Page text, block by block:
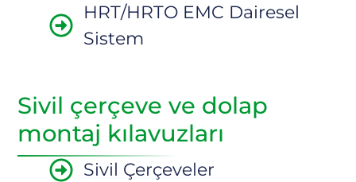
HRT/HRTO EMC Dairesel
Sistem
Sivil çerçeve ve dolap
montaj kılavuzları
Sivil Çerçeveler